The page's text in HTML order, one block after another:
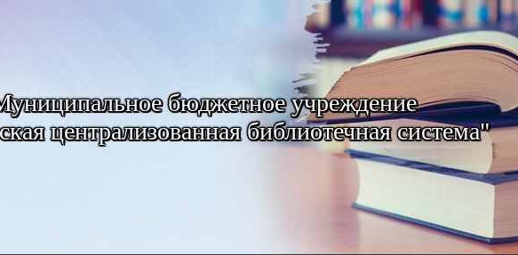
бюджетное учреждение
централизованная библиотечная система"